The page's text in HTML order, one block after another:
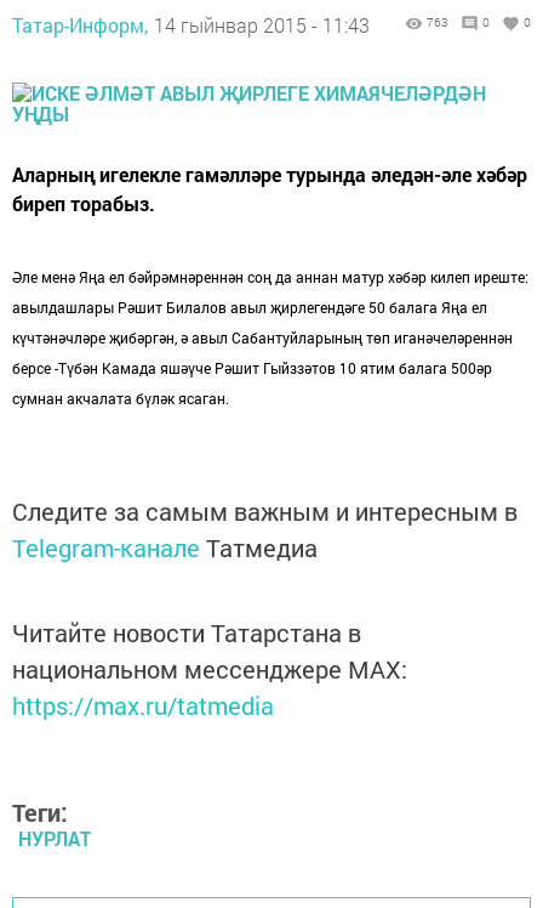
Татар-Информ, 14 гыйнвар 2015 - 11:43 763 0 0
Аларның игелекле гамәлләре турында әледән-әле хәбәр
биреп торабыз.
Әле менә Яңа ел бәйрәмнәреннән соң да аннан матур хәбәр килеп иреште:
авылдашлары Рәшит Билалов авыл җирлегендәге 50 балага Яңа ел
күчтәнәчләреҗибәргән, ә авыл Сабантуйларының төп иганәчеләреннән
берсе -Түбән Камада яшәүче Рәшит Гыйззәтов 10 ятим балага 500әр
сумнан акчалата бүләк ясаган.
Следите за самым важным и интересным в
Telegram-канале Татмедиа
Читайте новости Татарстана в
национальном мессенджере MАХ:
https://max.ru/tatmedia
Теги:
НУРЛАТ